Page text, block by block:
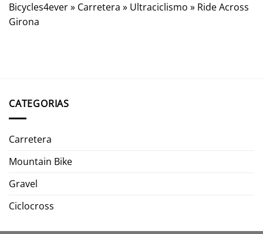
Bicycles4ever» Carretera » Ultraciclismo » Ride Across
Girona
CATEGORIAS
Carretera
Mountain Bike
Gravel
Ciclocross